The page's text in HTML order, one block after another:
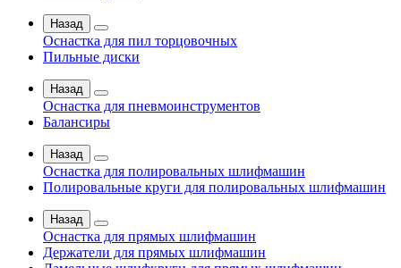
Назад
Оснастка для пил торцовочных
Пильные диски
Назад
Оснастка для пневмоинструментов
Балансиры
Назад
Оснастка для полировальных шлифмашин
Полировальные круги для полировальных шлифмашин
Назад
Оснастка для прямых шлифмашин
Держатели для прямых шлифмашин